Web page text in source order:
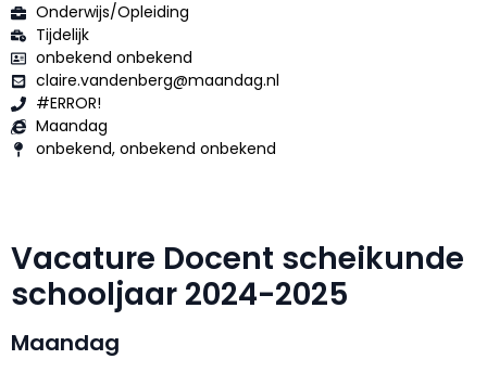
Onderwijs/Opleiding
Tijdelijk
onbekend onbekend
claire.vandenberg@maandag.nl
#ERROR!
Maandag
onbekend, onbekend onbekend
Vacature Docent scheikunde
schooljaar 2024-2025
Maandag